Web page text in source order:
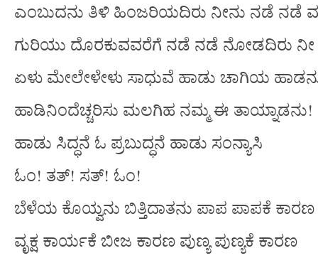
ಎಂಬುದನು ತಿಳಿ ಹಿಂಜರಿಯದಿರು ನೀನು ನಡೆ ನಡೆ
ಗುರಿಯು ದೊರಕುವವರೆಗೆ ನಡೆ ನಡೆ ನೋಡದಿರು
ಏಳು ಮೇಲೇಳೇಳು ಸಾಧುವೆ ಹಾಡು ಚಾಗಿಯ
ಹಾಡಿನಿಂದೆಚ್ಚರಿಸು ಮಲಗಿಹ ನಮ್ಮ ಈ ತಾಯ್ನಾಡನು!
ಹಾಡು ಸಿದ್ಧನೆ ಓ ಪ್ರಬುದ್ಧನೆ ಹಾಡು ಸಂನ್ಯಾಸಿ
ಓಂ! ತತ್! ಸತ್! ಓಂ!
ಬೆಳೆಯ ಕೊಯ್ವನು ಬಿತ್ತಿದಾತನು ಪಾಪ ಪಾಪಕೆ ಕಾರಣ
ವೃಕ್ಷ ಕಾರ್ಯಕೆ ಬೀಜ ಕಾರಣ ಪುಣ್ಯ ಪುಣ್ಯಕೆ ಕಾರಣ